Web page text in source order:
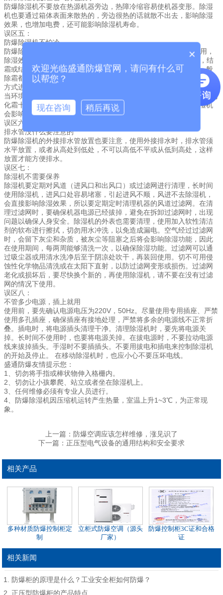
防爆除湿机不要放在热源机器旁边，热障冷缩容易使机器变形。除湿
机也要通过箱体表面来散热的，旁边很热的话就散不出去，影响除湿
效果，也增加电费，还可能影响除湿机寿命。
误区五：
防爆除湿机不怕冷
防爆除湿机正常使用温度为20℃到38℃之间，在正常温度之外使用，
除湿效果会受到影响。在18℃以下使用时，除湿机会结霜或结冰，结
霜或结冰后除湿能力会下降，继续使用会影响除湿机使用寿命。一般
除霜都带有自动化霜功能，就算不带除霜功能的除湿机，可用断电的
方式进行人工化霜。实际上，一般除湿机在设定了“自动除霜”功能后，
当环境温度低于20℃之后，会自动运行“自动除霜”。除湿机大约每小时
化霜十分钟。当结霜太厚之后，化霜时间也会相应加长，结霜除湿机
会影响进风口和出风口循环，除湿效率降低。
误区六：
排水管没什么要注意的
防爆除湿机的外接排水管放置也要注意，使用外接排水时，排水管须
水平放置，或者从高处到低处，不可以高低不平或从低到高处，这样
放置才能方便排水。
误区七：
除湿机不需要保养
除湿机要定期对风道（进风口和出风口）或过滤网进行清理，长时间
使用除湿机，进风口处容易堵塞，引起进风不顺，风进不去除湿机，
会直接影响除湿效果，所以要定期定时清理机器的风道过滤网。在清
理过滤网时，要确保机器电源已经拔掉，避免在拆卸过滤网时，出现
问题以确保人身安全。除湿机的外表也需要清理，使用加入软性清洁
剂的软布进行擦拭，切勿用水冲洗，以免造成漏电。空气经过过滤网
时，会留下灰尘和杂质，被灰尘等阻塞之后将会影响除湿功能，因此
在使用期间，每两周能够清洗一次，以确保除湿功能。过滤网可以通
过吸尘器或用清水洗净后至于阴凉处吹干，再装回使用。切不可用侵
蚀性化学物品清洗或在太阳下直射，以防过滤网变形或损伤。过滤网
老化或损坏后，要尽快换个新的，再使用除湿机，请不要在没有过滤
网的情况下使用。
误区八：
不管多少电源，插上就用
使用前，要先确认电源电压为220V，50Hz。尽量使用专用插座、严禁
使用多孔插座，确保插座有接地处理，严禁将多余的电源线不正常折
叠。插电时，将电源插头清理干净。清理除湿机时，要先将电源关
掉。长时间不使用时，也要将电源关掉。在拔电源时，不要拉动电源
线来拔掉插头。手湿时不要插插头。不要用拔电和插电来控制除湿机
的开始及停止。 在移动除湿机时，也应小心不要压坏电线。
盛通防爆友情提示您：
1、切勿将手指或棒状物伸入格栅内。
2、切勿让小孩攀爬、站立或者坐在除湿机上。
3、任何维修必须有专业人员进行。
4、防爆除湿机因压缩机运转产生热量，室温上升1~3℃，为正常现
象。
上一篇： 防爆空调应该怎样维修，涨见识了
下一篇： 正压型电气设备的通用结构和安全要求
相关产品
多种材质防爆控制柜定
制
立柜式防爆空调（源头
厂家）
防爆控制柜3C证和合格
证
相关新闻
防爆柜的原理是什么？工业安全柜如何防爆？
正压型防爆柜的产品特点
×
欢迎光临盛通防爆官网，请问有什么可
以帮您？
现在咨询 稍后再说